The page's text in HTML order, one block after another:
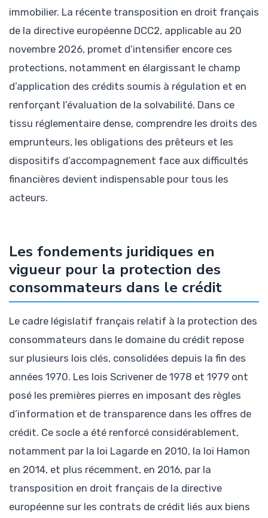
immobilier. La récente transposition en droit français
de la directive européenne DCC2, applicable au 20
novembre 2026, promet d’intensifier encore ces
protections, notamment en élargissant le champ
d’application des crédits soumis à régulation et en
renforçant l’évaluation de la solvabilité. Dans ce
tissu réglementaire dense, comprendre les droits des
emprunteurs, les obligations des prêteurs et les
dispositifs d’accompagnement face aux difficultés
financières devient indispensable pour tous les
acteurs.
Les fondements juridiques en
vigueur pour la protection des
consommateurs dans le crédit
Le cadre législatif français relatif à la protection des
consommateurs dans le domaine du crédit repose
sur plusieurs lois clés, consolidées depuis la fin des
années 1970. Les lois Scrivener de 1978 et 1979 ont
posé les premières pierres en imposant des règles
d’information et de transparence dans les offres de
crédit. Ce socle a été renforcé considérablement,
notamment par la loi Lagarde en 2010, la loi Hamon
en 2014, et plus récemment, en 2016, par la
transposition en droit français de la directive
européenne sur les contrats de crédit liés aux biens